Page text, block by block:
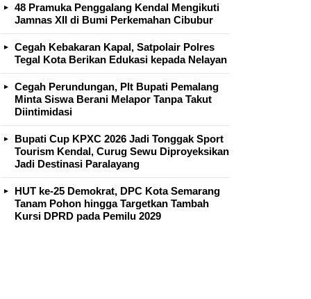
48 Pramuka Penggalang Kendal Mengikuti
Jamnas XII di Bumi Perkemahan Cibubur
Cegah Kebakaran Kapal, Satpolair Polres
Tegal Kota Berikan Edukasi kepada Nelayan
Cegah Perundungan, Plt Bupati Pemalang
Minta Siswa Berani Melapor Tanpa Takut
Diintimidasi
Bupati Cup KPXC 2026 Jadi Tonggak Sport
Tourism Kendal, Curug Sewu Diproyeksikan
Jadi Destinasi Paralayang
HUT ke-25 Demokrat, DPC Kota Semarang
Tanam Pohon hingga Targetkan Tambah
Kursi DPRD pada Pemilu 2029